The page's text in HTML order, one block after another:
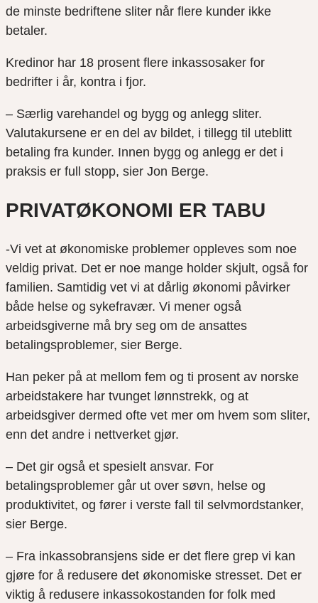
de minste bedriftene sliter når flere kunder ikke
betaler.
Kredinor har 18 prosent flere inkassosaker for
bedrifter i år, kontra i fjor.
– Særlig varehandel og bygg og anlegg sliter.
Valutakursene er en del av bildet, i tillegg til uteblitt
betaling fra kunder. Innen bygg og anlegg er det i
praksis er full stopp, sier Jon Berge.
PRIVATØKONOMI ER TABU
-Vi vet at økonomiske problemer oppleves som noe
veldig privat. Det er noe mange holder skjult, også for
familien. Samtidig vet vi at dårlig økonomi påvirker
både helse og sykefravær. Vi mener også
arbeidsgiverne må bry seg om de ansattes
betalingsproblemer, sier Berge.
Han peker på at mellom fem og ti prosent av norske
arbeidstakere har tvunget lønnstrekk, og at
arbeidsgiver dermed ofte vet mer om hvem som sliter,
enn det andre i nettverket gjør.
– Det gir også et spesielt ansvar. For
betalingsproblemer går ut over søvn, helse og
produktivitet, og fører i verste fall til selvmordstanker,
sier Berge.
– Fra inkassobransjens side er det flere grep vi kan
gjøre for å redusere det økonomiske stresset. Det er
viktig å redusere inkassokostanden for folk med